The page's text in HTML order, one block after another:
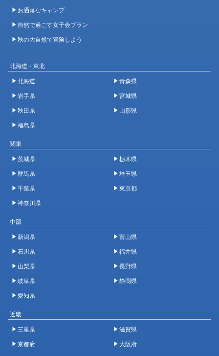
お洒落なキャンプ
自然で過ごす女子会プラン
秋の大自然で冒険しよう
北海道・東北
北海道
青森県
岩手県
宮城県
秋田県
山形県
福島県
関東
茨城県
栃木県
群馬県
埼玉県
千葉県
東京都
神奈川県
中部
新潟県
富山県
石川県
福井県
山梨県
長野県
岐阜県
静岡県
愛知県
近畿
三重県
滋賀県
京都府
大阪府